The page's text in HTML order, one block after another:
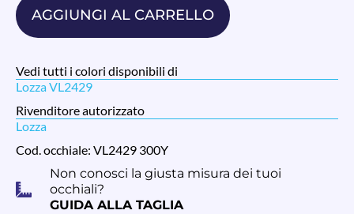
AGGIUNGI AL CARRELLO
Vedi tutti i colori disponibili di
Lozza VL2429
Rivenditore autorizzato
Lozza
Cod. occhiale: VL2429 300Y
Non conosci la giusta misura dei tuoi
occhiali?
GUIDA ALLA TAGLIA